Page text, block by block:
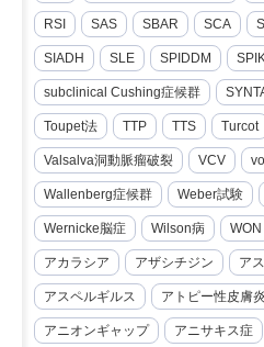
RSI SAS SBAR SCA
SIADH SLE SPIDDM
subclinical Cushing症候群
Toupet法 TTP TTS Turcot
Valsalva洞動脈瘤破裂 VCV
Wallenberg症候群 Weber試験
Wernicke脳症 Wilson病 WON
アカラシア アザシチジン ア
アスペルギルス アトピー性皮膚炎
アニオンギャップ アニサキス症